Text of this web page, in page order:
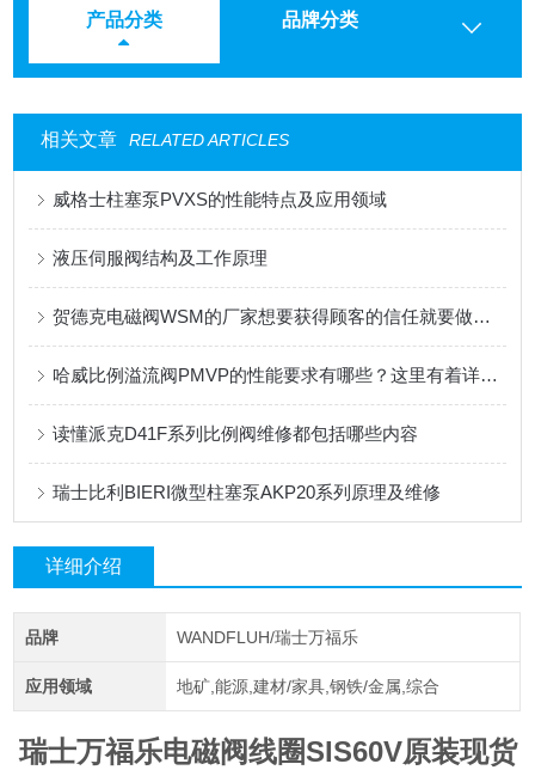
产品分类 品牌分类
相关文章 RELATED ARTICLES
威格士柱塞泵PVXS的性能特点及应用领域
液压伺服阀结构及工作原理
贺德克电磁阀WSM的厂家想要获得顾客的信任就要做到这三点
哈威比例溢流阀PMVP的性能要求有哪些？这里有着详细的分析
读懂派克D41F系列比例阀维修都包括哪些内容
瑞士比利BIERI微型柱塞泵AKP20系列原理及维修
详细介绍
品牌 WANDFLUH/瑞士万福乐
应用领域 地矿,能源,建材/家具,钢铁/金属,综合
瑞士万福乐电磁阀线圈SIS60V原装现货